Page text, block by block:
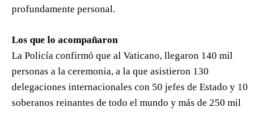
profundamente personal.
Los que lo acompañaron
La Policía confirmó que al Vaticano, llegaron 140 mil
personas a la ceremonia, a la que asistieron 130
delegaciones internacionales con 50 jefes de Estado y 10
soberanos reinantes de todo el mundo y más de 250 mil